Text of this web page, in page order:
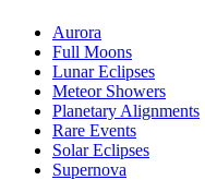
Aurora
Full Moons
Lunar Eclipses
Meteor Showers
Planetary Alignments
Rare Events
Solar Eclipses
Supernova